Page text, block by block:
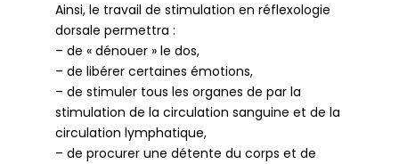
Ainsi, le travail de stimulation en réflexologie
dorsale permettra :
– de « dénouer » le dos,
– de libérer certaines émotions,
– de stimuler tous les organes de par la
stimulation de la circulation sanguine et de la
circulation lymphatique,
– de procurer une détente du corps et de